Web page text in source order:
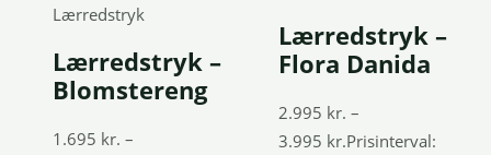
Lærredstryk
Lærredstryk –
Blomstereng
1.695 kr. –
Lærredstryk –
Flora Danida
2.995 kr. –
3.995 kr.Prisinterval: